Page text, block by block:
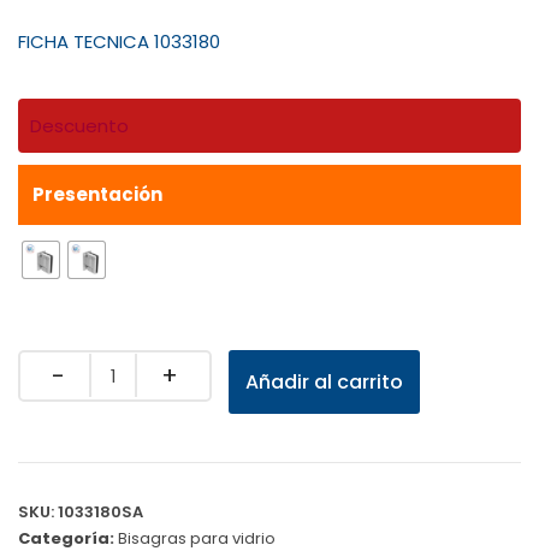
FICHA TECNICA 1033180
Descuento
Presentación
Quantity Añadir al carrito
SKU:1033180SA
Categoría:Bisagras para vidrio